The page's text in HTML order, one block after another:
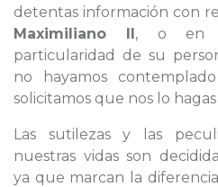
detentas información con
Maximiliano II, o en
particularidad de su
no hayamos
solicitamos que nos lo
Las sutilezas y las
nuestras vidas son
ya que marcan la